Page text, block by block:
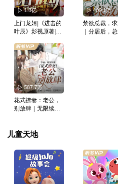
1.8亿
上门龙婿|《进击的
叶辰》影视原著|至
｜赘婿一朝崛起风
起云涌
409.1万
禁欲总裁，
｜分居后，总
587.7万
花式撩妻：老公，
别放肆｜无限续
儿童天地